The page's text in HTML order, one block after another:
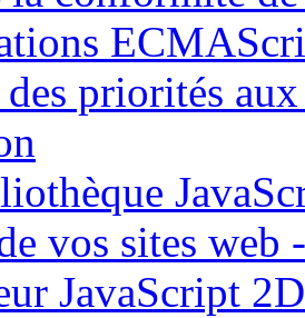
priorités
vos sites web
JavaScript